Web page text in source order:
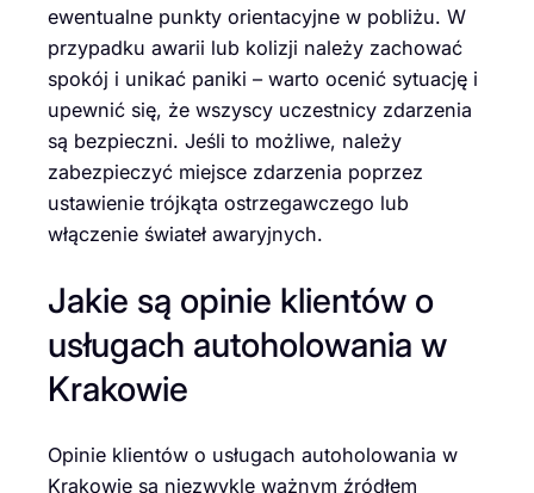
ewentualne punkty orientacyjne w pobliżu. W
przypadku awarii lub kolizji należy zachować
spokój i unikać paniki – warto ocenić sytuację i
upewnić się, że wszyscy uczestnicy zdarzenia
są bezpieczni. Jeśli to możliwe, należy
zabezpieczyć miejsce zdarzenia poprzez
ustawienie trójkąta ostrzegawczego lub
włączenie świateł awaryjnych.
Jakie są opinie klientów o
usługach autoholowania w
Krakowie
Opinie klientów o usługach autoholowania w
Krakowie są niezwykle ważnym źródłem